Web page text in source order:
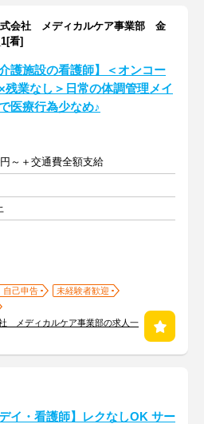
式会社 メディカルケア事業部 金
看]
介護施設の看護師】＜オンコー
残業なし＞日常の体調管理メイ
医療行為少なめ♪
～＋交通費全額支給
自己申告
未経験者歓迎
メディカルケア事業部の求人一
デイ・看護師】レクなしOK サー